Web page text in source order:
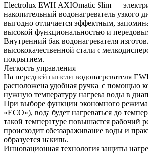
Electrolux EWH AXIOmatic Slim —
накопительный водонагреватель узкого
выгодно отличается эффектным,
высокой функциональностью и
Внутренний бак водонагревателя
высококачественной стали с
покрытием.
Легкость управления
На передней панели водонагревателя
расположена удобная ручка, с помощью
нужную температуру нагрева воды в
При выборе функции экономного
«ЕCO»), вода будет нагреваться до
такой температуре повышается рабочий
происходит обеззараживание воды и
образуется накипь.
Инновационная технология защиты